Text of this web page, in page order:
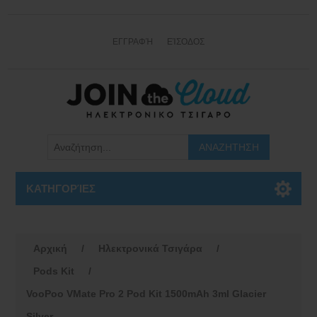
ΕΓΓΡΑΦΉ ΕΊΣΟΔΟΣ
ΚΑΤΗΓΟΡΊΕΣ
Αρχική / Ηλεκτρονικά Τσιγάρα
/
Pods Kit
/
VooPoo VMate Pro 2 Pod Kit 1500mAh 3ml Glacier